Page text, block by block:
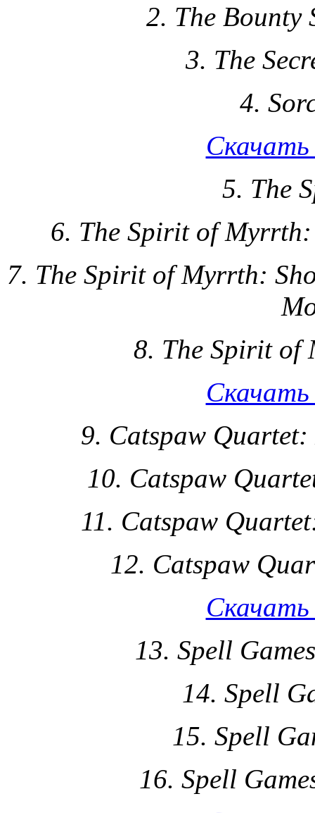
2. The Bounty
3. The
4.
Скачать
5. The
6. The Spirit of
7. The Spirit of Myrrth:
8. The Spirit of
Скачать
9. Catspaw
10. Catspaw
11. Catspaw
12. Catspaw
Скачать
13. Spell
14. Spell
15. Spell
16. Spell